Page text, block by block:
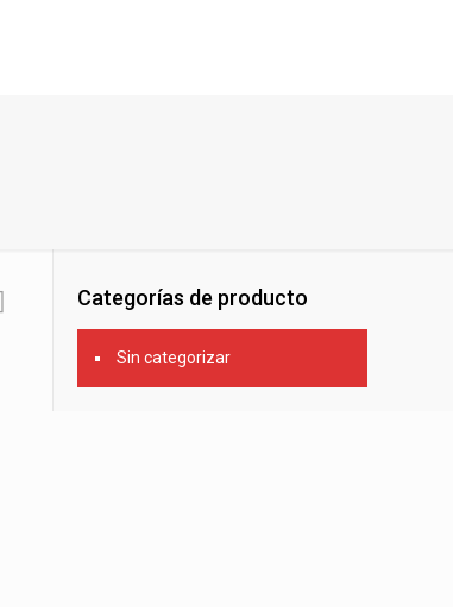
Categorías de producto
Sin categorizar